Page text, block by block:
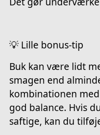
💡 Lille bonus-tip
Buk kan være lidt
smagen end
kombinationen
god balance. Hvis
saftige, kan du